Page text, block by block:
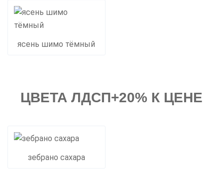
ясень шимо тёмный
ЦВЕТА ЛДСП+20% К ЦЕНЕ
зебрано сахара